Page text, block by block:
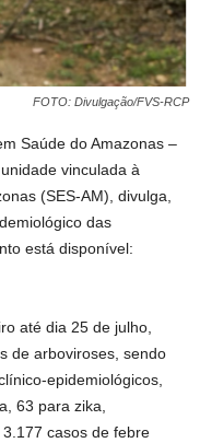
FOTO: Divulgação/FVS-RCP
Saúde do Amazonas –
vinculada à
(SES-AM), divulga,
das
está disponível:
até dia 25 de julho,
de arboviroses, sendo
epidemiológicos,
63 para zika,
casos de febre